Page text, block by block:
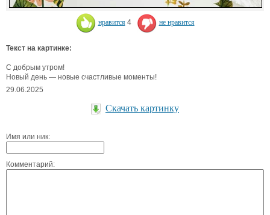
нравится 4 не нравится
Текст на картинке:
С добрым утром!
Новый день — новые счастливые моменты!
29.06.2025
Скачать картинку
Имя или ник:
Комментарий: